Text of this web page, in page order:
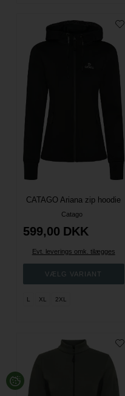
CATAGO Ariana zip hoodie
Catago
599,00 DKK
Evt. leverings omk. tilægges
L XL 2XL